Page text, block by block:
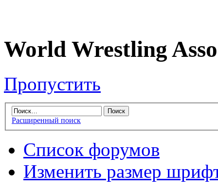
World Wrestling
Пропустить
Расширенный поиск
Список форумов
Изменить размер